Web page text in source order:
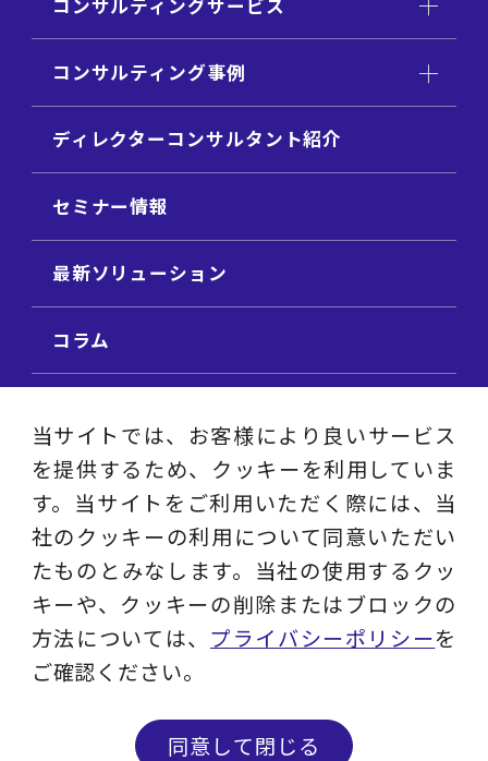
コンサルティング事例
ディレクターコンサルタント紹介
セミナー情報
最新ソリューション
コラム
ビジネステーマ解説集
動画ライブラリ
採用サイト
プライバシーポリシー
ソーシャルメディアアカウントポリシー
当サイトでは、お客様により良いサービス
を提供するため、クッキーを利用していま
す。当サイトをご利用いただく際には、当
社のクッキーの利用について同意いただい
たものとみなします。当社の使用するクッ
キーや、クッキーの削除またはブロックの
方法については、 プライバシーポリシーを
ご確認ください。
同意して閉じる